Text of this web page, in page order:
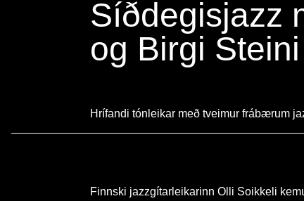
Síðdegisjazz
og Birgi Steini
Hrífandi tónleikar með tveimur frábærum
Finnski jazzgítarleikarinn Olli Soikkeli